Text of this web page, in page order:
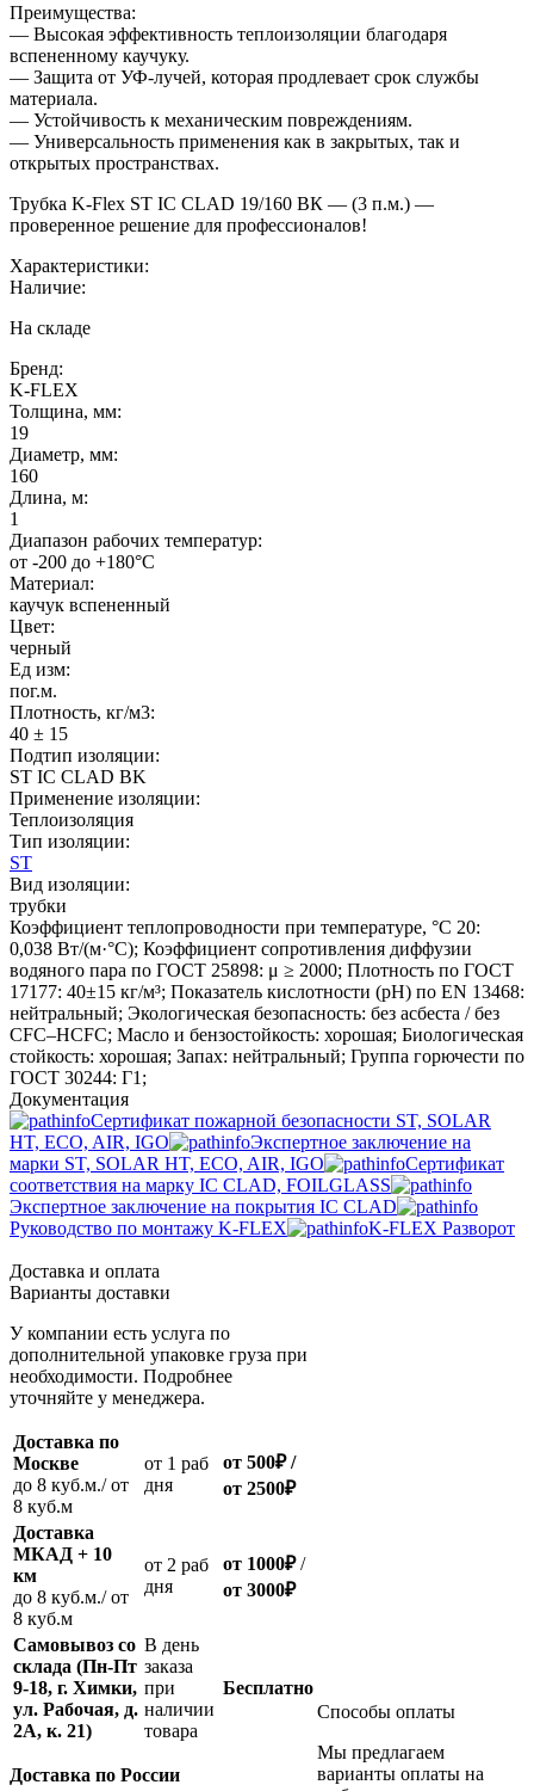
Преимущества:
— Высокая эффективность теплоизоляции благодаря
вспененному каучуку.
— Защита от УФ-лучей, которая продлевает срок службы
материала.
— Устойчивость к механическим повреждениям.
— Универсальность применения как в закрытых, так и
открытых пространствах.
Трубка K-Flex ST IC CLAD 19/160 ВК — (3 п.м.) —
проверенное решение для профессионалов!
Характеристики:
Наличие:
На складе
Бренд:
K-FLEX
Толщина, мм:
19
Диаметр, мм:
160
Длина, м:
1
Диапазон рабочих температур:
от -200 до +180°C
Материал:
каучук вспененный
Цвет:
черный
Ед изм:
пог.м.
Плотность, кг/м3:
40 ± 15
Подтип изоляции:
ST IC CLAD BK
Применение изоляции:
Теплоизоляция
Тип изоляции:
ST
Вид изоляции:
трубки
Коэффициент теплопроводности при температуре, °C 20:
0,038 Вт/(м·°C); Коэффициент сопротивления диффузии
водяного пара по ГОСТ 25898: μ ≥ 2000; Плотность по ГОСТ
17177: 40±15 кг/м³; Показатель кислотности (pH) по EN 13468:
нейтральный; Экологическая безопасность: без асбеста / без
CFC–HCFC; Масло и бензостойкость: хорошая; Биологическая
стойкость: хорошая; Запах: нейтральный; Группа горючести по
ГОСТ 30244: Г1;
Документация
Сертификат пожарной безопасности ST, SOLAR
HT, ECO, AIR, IGO
Экспертное заключение на
марки ST, SOLAR HT, ECO, AIR, IGO
Сертификат
соответствия на марку IC CLAD, FOILGLASS
Экспертное заключение на покрытия IC CLAD
Руководство по монтажу K-FLEX
K-FLEX Разворот
Доставка и оплата
Варианты доставки
У компании есть услуга по
дополнительной упаковке груза при
необходимости. Подробнее
уточняйте у менеджера.
Доставка по
Москве
до 8 куб.м./ от
8 куб.м
oт 1 раб
дня
от 500₽/
от 2500₽
Доставка
МКАД + 10
км
до 8 куб.м./ от
8 куб.м
oт 2 раб
дня
от 1000₽/
от 3000₽
Самовывоз со
склада (Пн-Пт
9-18, г. Химки,
ул. Рабочая, д.
2А, к. 21)
В день
заказа
при
наличии
товара
Бесплатно
Доставка по России
Способы оплаты
Мы предлагаем
варианты оплаты на